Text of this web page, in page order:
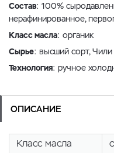
Состав: 100%
нерафинированное,
Класс масла: органик
Сырье: высший сорт, Чили
Технология: ручное
ОПИСАНИЕ
Класс масла